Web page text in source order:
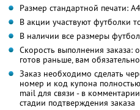
Размер стандартной печати: А4
В акции участвуют футболки
В наличии все размеры
Скорость выполнения заказа:
готов раньше, вам
Заказ необходимо сделать
номер и код купона
mail для связи - в
стадии подтверждения заказа